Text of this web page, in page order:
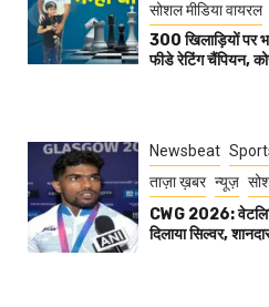
सोशल मीडिया वायरल
300 खिलाड़ियों पर
फीडे रेटिंग चैंपियन,
Newsbeat
ताज़ा ख़बर न्यूज़
CWG 2026:
दिलाया सिल्वर,